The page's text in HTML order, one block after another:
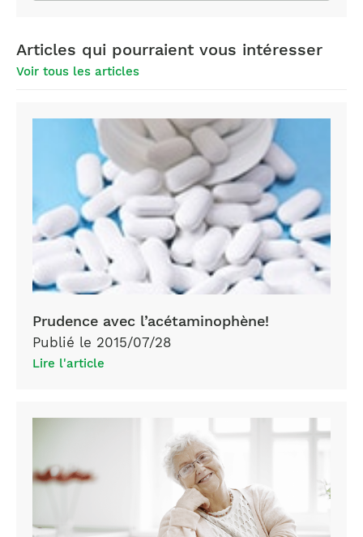
Articles qui pourraient vous intéresser
Voir tous les articles
acetaminophene
Prudence avec l’acétaminophène!
Publié le 2015/07/28
Lire l'article